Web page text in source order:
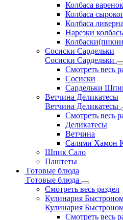
Колбаса
Колбаса
Колбаса
Нарезки
Сосиски Сардельки
Сосиски Сардельки
Смотреть весь
Сосиски
Сардельки
Ветчина Деликатесы
Ветчина Деликатесы
Смотреть весь
Деликатесы
Ветчина
Салями Хамон
Шпик Сало
Паштеты
Готовые блюда
Готовые блюда
Смотреть весь раздел
Кулинария
Кулинария
Смотреть весь